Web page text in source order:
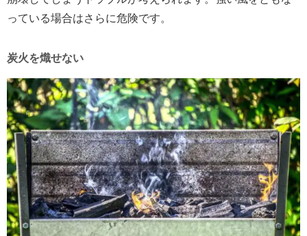
っている場合はさらに危険です。
炭火を熾せない